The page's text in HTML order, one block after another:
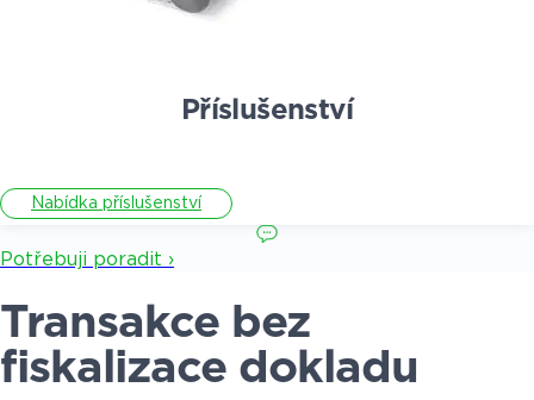
Příslušenství
Nabídka příslušenství
Potřebuji poradit ›
Transakce bez
fiskalizace dokladu